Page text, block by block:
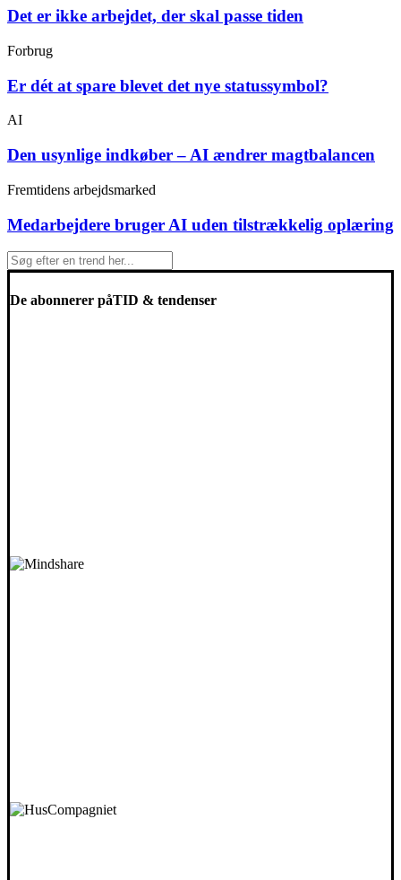
Det er ikke arbejdet, der skal passe tiden
Forbrug
Er dét at spare blevet det nye statussymbol?
AI
Den usynlige indkøber – AI ændrer magtbalancen
Fremtidens arbejdsmarked
Medarbejdere bruger AI uden tilstrækkelig oplæring
De abonnerer påTID & tendenser